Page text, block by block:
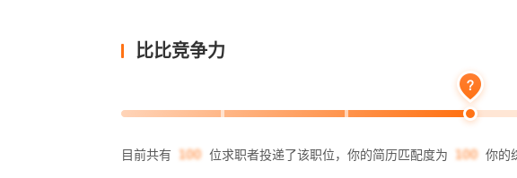
比比竞争力
目前共有 位求职者投递了该职位，你的简历匹配度为 你的